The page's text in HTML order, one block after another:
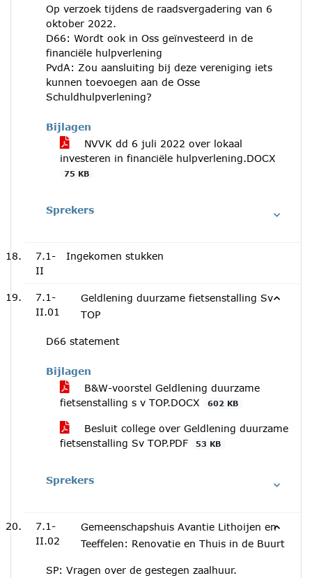
Op verzoek tijdens de raadsvergadering van 6
oktober 2022.
D66: Wordt ook in Oss geïnvesteerd in de
financiële hulpverlening
PvdA: Zou aansluiting bij deze vereniging iets
kunnen toevoegen aan de Osse
Schuldhulpverlening?
Bijlagen
NVVK dd 6 juli 2022 over lokaal
investeren in financiële hulpverlening.DOCX
75 KB
Sprekers
7.1-
II
Ingekomen stukken
7.1-
II.01
Geldlening duurzame fietsenstalling Sv
TOP
D66 statement
Bijlagen
B&W-voorstel Geldlening duurzame
fietsenstalling s v TOP.DOCX
602 KB
Besluit college over Geldlening duurzame
fietsenstalling Sv TOP.PDF
53 KB
Sprekers
7.1-
II.02
Gemeenschapshuis Avantie Lithoijen en
Teeffelen: Renovatie en Thuis in de Buurt
SP: Vragen over de gestegen zaalhuur.